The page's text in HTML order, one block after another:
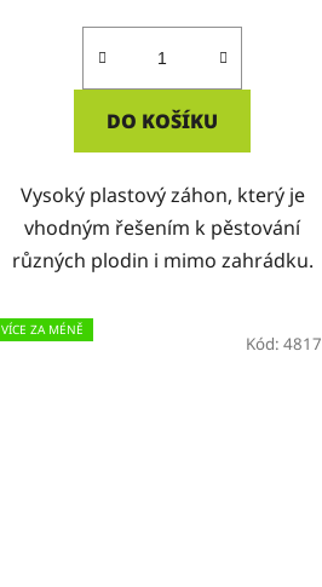
DO KOŠÍKU
Vysoký plastový záhon, který je
vhodným řešením k pěstování
různých plodin i mimo zahrádku.
VÍCE ZA MÉNĚ
Kód: 4817